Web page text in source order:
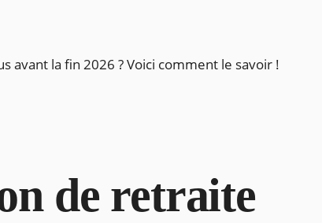
avant la fin 2026 ? Voici comment le savoir !
de retraite